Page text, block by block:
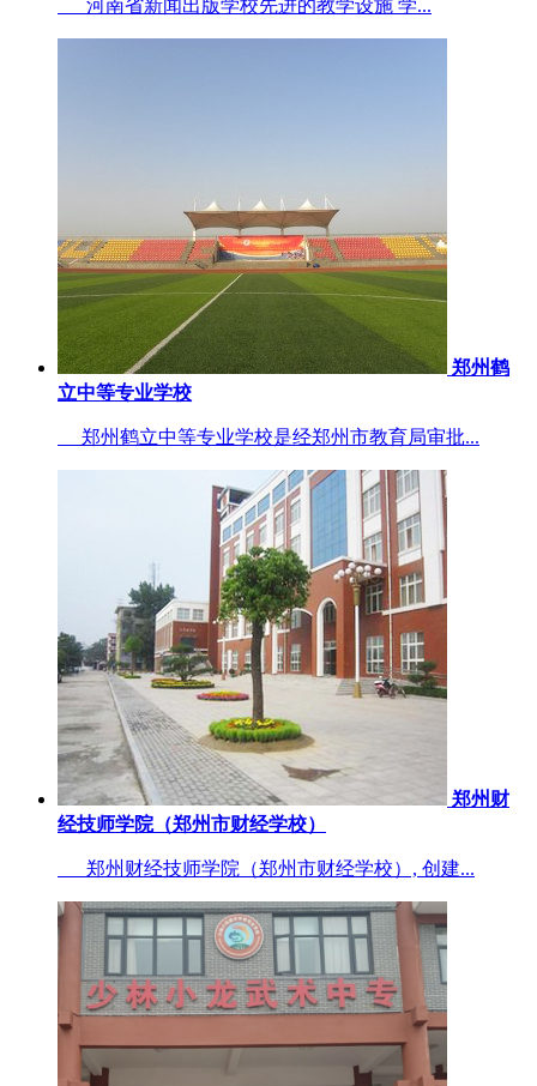
河南省新闻出版学校先进的教学设施 学...
郑州鹤
立中等专业学校
郑州鹤立中等专业学校是经郑州市教育局审批...
郑州财
经技师学院（郑州市财经学校）
郑州财经技师学院（郑州市财经学校）, 创建...